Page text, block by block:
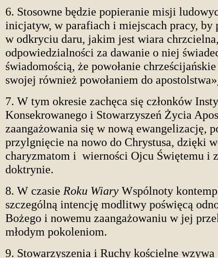
6. Stosowne będzie popieranie misji
inicjatyw, w parafiach i miejscach pracy, by
w odkryciu daru, jakim jest wiara
odpowiedzialności za dawanie o niej
świadomością, że powołanie
swojej również powołaniem do apostolstwa»
7. W tym okresie zachęca się członków
Konsekrowanego i Stowarzyszeń Życia
zaangażowania się w nową ewangelizację,
przylgnięcie na nowo do Chrystusa, dzięki
charyzmatom i wierności Ojcu Świętemu i
doktrynie.
8. W czasie Roku Wiary Wspólnoty
szczególną intencję modlitwy poświęcą
Bożego i nowemu zaangażowaniu w jej
młodym pokoleniom.
9. Stowarzyszenia i Ruchy kościelne wzywa